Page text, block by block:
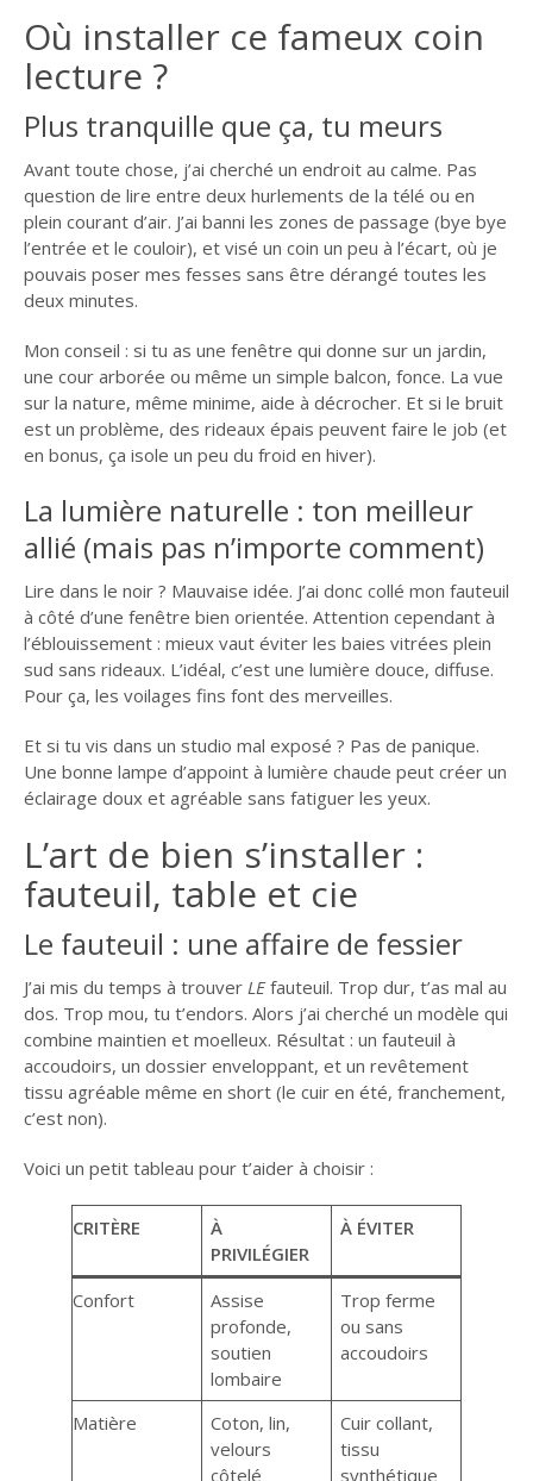
INVENTER UN
PATELIN BRETON
QUIZZ
MARCEL
PROUST
MARCEL PROUST :
MARCEL PROUST :
MARCEL PROUST :
QUIZZ N°3
MARCEL PROUST :
QUIZZ N°4
MARCEL PROUST :
QUIZZ N°5
MARCEL PROUST :
QUIZZ N°6
MARCEL PROUST :
QUIZZ N°7
QUIZZ N°8
LITTÉRATURE
RÉFLEXIONS
Où installer ce fameux coin
lecture ?
Plus tranquille que ça, tu meurs
Avant toute chose, j’ai cherché un endroit au calme. Pas
question de lire entre deux hurlements de la télé ou en
plein courant d’air. J’ai banni les zones de passage (bye bye
l’entrée et le couloir), et visé un coin un peu à l’écart, où je
pouvais poser mes fesses sans être dérangé toutes les
deux minutes.
Mon conseil : si tu as une fenêtre qui donne sur un jardin,
une cour arborée ou même un simple balcon, fonce. La vue
sur la nature, même minime, aide à décrocher. Et si le bruit
est un problème, des rideaux épais peuvent faire le job (et
en bonus, ça isole un peu du froid en hiver).
La lumière naturelle : ton meilleur
allié (mais pas n’importe comment)
Lire dans le noir ? Mauvaise idée. J’ai donc collé mon fauteuil
à côté d’une fenêtre bien orientée. Attention cependant à
l’éblouissement : mieux vaut éviter les baies vitrées plein
sud sans rideaux. L’idéal, c’est une lumière douce, diffuse.
Pour ça, les voilages fins font des merveilles.
Et si tu vis dans un studio mal exposé ? Pas de panique.
Une bonne lampe d’appoint à lumière chaude peut créer un
éclairage doux et agréable sans fatiguer les yeux.
L’art de bien s’installer :
fauteuil, table et cie
Le fauteuil : une affaire de fessier
J’ai mis du temps à trouver LEfauteuil. Trop dur, t’as mal au
dos. Trop mou, tu t’endors. Alors j’ai cherché un modèle qui
combine maintien et moelleux. Résultat : un fauteuil à
accoudoirs, un dossier enveloppant, et un revêtement
tissu agréable même en short (le cuir en été, franchement,
c’est non).
Voici un petit tableau pour t’aider à choisir :
CRITÈRE
À
PRIVILÉGIER
À ÉVITER
Confort
Assise
profonde,
soutien
lombaire
Trop ferme
ou sans
accoudoirs
Matière
Coton, lin,
velours
côtelé
Cuir collant,
tissu
synthétique